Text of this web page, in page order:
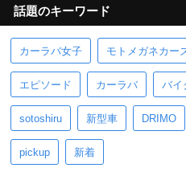
話題のキーワード
カーラバ女子 モトメガネカー
エピソード カーラバ バイ
sotoshiru 新型車 DRIMO
pickup 新着